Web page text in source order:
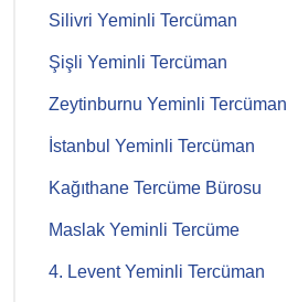
Silivri Yeminli Tercüman
Şişli Yeminli Tercüman
Zeytinburnu Yeminli Tercüman
İstanbul Yeminli Tercüman
Kağıthane Tercüme Bürosu
Maslak Yeminli Tercüme
4. Levent Yeminli Tercüman